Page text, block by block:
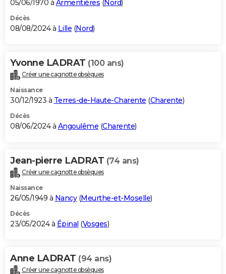
05/06/1970 à Armentières (Nord)
Décès
08/08/2024 à Lille (Nord)
Yvonne LADRAT (100 ans)
Créer une cagnotte obsèques
Naissance
30/12/1923 à Terres-de-Haute-Charente (Charente)
Décès
08/06/2024 à Angoulême (Charente)
Jean-pierre LADRAT (74 ans)
Créer une cagnotte obsèques
Naissance
26/05/1949 à Nancy(Meurthe-et-Moselle)
Décès
23/05/2024 à Épinal (Vosges)
Anne LADRAT (94 ans)
Créer une cagnotte obsèques